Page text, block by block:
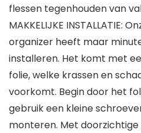
flessen tegenhouden van
MAKKELIJKE INSTALLATIE:
organizer heeft maar
installeren. Het komt met
folie, welke krassen en
voorkomt. Begin door het
gebruik een kleine
monteren. Met